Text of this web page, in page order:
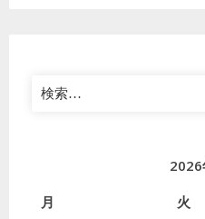
検
索:
2026
月
火